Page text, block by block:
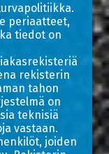
periaatteet,
tiedot on
rekisterin
tahon
on
teknisiä
vastaan.
joiden